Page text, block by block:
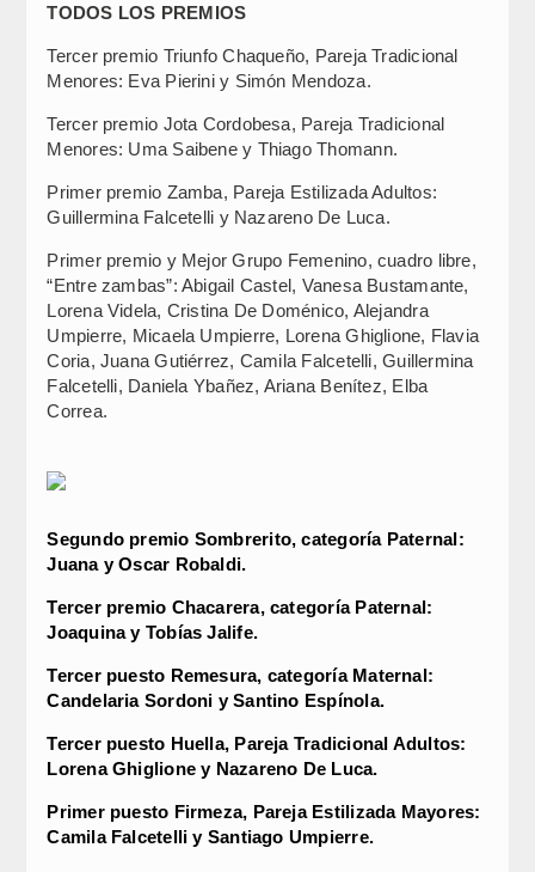
TODOS LOS PREMIOS
Tercer premio Triunfo Chaqueño, Pareja Tradicional
Menores: Eva Pierini y Simón Mendoza.
Tercer premio Jota Cordobesa, Pareja Tradicional
Menores: Uma Saibene y Thiago Thomann.
Primer premio Zamba, Pareja Estilizada Adultos:
Guillermina Falcetelli y Nazareno De Luca.
Primer premio y Mejor Grupo Femenino, cuadro libre,
“Entre zambas”: Abigail Castel, Vanesa Bustamante,
Lorena Videla, Cristina De Doménico, Alejandra
Umpierre, Micaela Umpierre, Lorena Ghiglione, Flavia
Coria, Juana Gutiérrez, Camila Falcetelli, Guillermina
Falcetelli, Daniela Ybañez, Ariana Benítez, Elba
Correa.
Segundo premio Sombrerito, categoría Paternal:
Juana y Oscar Robaldi.
Tercer premio Chacarera, categoría Paternal:
Joaquina y Tobías Jalife.
Tercer puesto Remesura, categoría Maternal:
Candelaria Sordoni y Santino Espínola.
Tercer puesto Huella, Pareja Tradicional Adultos:
Lorena Ghiglione y Nazareno De Luca.
Primer puesto Firmeza, Pareja Estilizada Mayores:
Camila Falcetelli y Santiago Umpierre.